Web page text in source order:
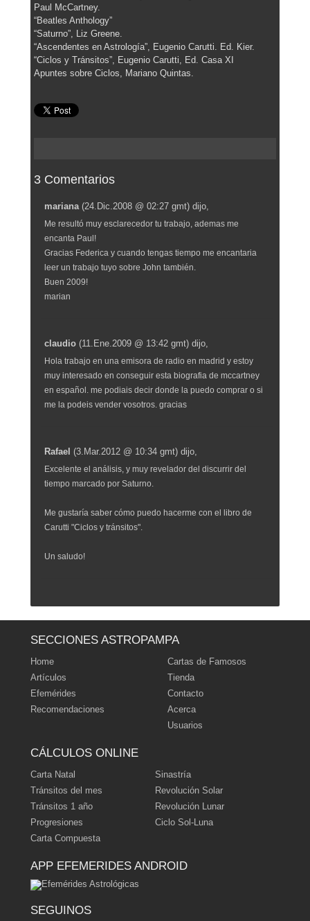
Paul McCartney.
“Beatles Anthology”
“Saturno”, Liz Greene.
“Ascendentes en Astrología”, Eugenio Carutti. Ed. Kier.
“Ciclos y Tránsitos”, Eugenio Carutti, Ed. Casa XI
Apuntes sobre Ciclos, Mariano Quintas.
3 Comentarios
mariana (24.Dic.2008 @ 02:27 gmt) dijo,
Me resultó muy esclarecedor tu trabajo, ademas me
encanta Paul!
Gracias Federica y cuando tengas tiempo me encantaria
leer un trabajo tuyo sobre John también.
Buen 2009!
marian
claudio (11.Ene.2009 @ 13:42 gmt) dijo,
Hola trabajo en una emisora de radio en madrid y estoy
muy interesado en conseguir esta biografia de mccartney
en español. me podiais decir donde la puedo comprar o si
me la podeis vender vosotros. gracias
Rafael (3.Mar.2012 @ 10:34 gmt) dijo,
Excelente el análisis, y muy revelador del discurrir del
tiempo marcado por Saturno.
Me gustaría saber cómo puedo hacerme con el libro de
Carutti "Ciclos y tránsitos".
Un saludo!
SECCIONES ASTROPAMPA
Home
Artículos
Efemérides
Recomendaciones
Cartas de Famosos
Tienda
Contacto
Acerca
Usuarios
CÁLCULOS ONLINE
Carta Natal
Tránsitos del mes
Tránsitos 1 año
Progresiones
Carta Compuesta
Sinastría
Revolución Solar
Revolución Lunar
Ciclo Sol-Luna
APP EFEMERIDES ANDROID
SEGUINOS